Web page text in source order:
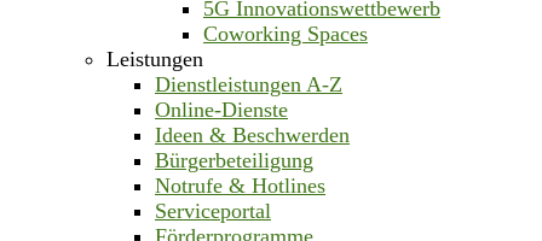
5G Innovationswettbewerb
Coworking Spaces
Leistungen
Dienstleistungen A-Z
Online-Dienste
Ideen & Beschwerden
Bürgerbeteiligung
Notrufe & Hotlines
Serviceportal
Förderprogramme